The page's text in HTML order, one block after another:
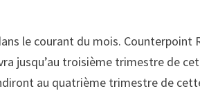
le courant du mois. Counterpoint
jusqu’au troisième trimestre de
au quatrième trimestre de